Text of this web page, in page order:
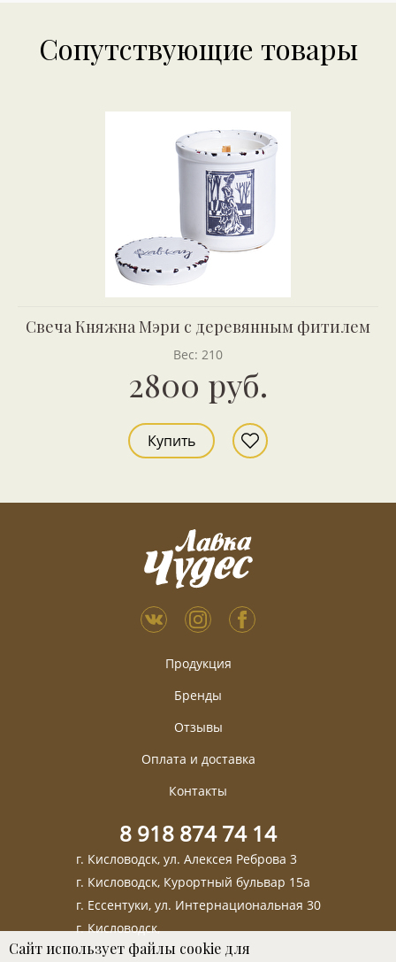
Сопутствующие товары
Свеча Княжна Мэри с деревянным фитилем
Вес: 210
2800 руб.
Купить
Продукция
Бренды
Отзывы
Оплата и доставка
Контакты
8 918 874 74 14
г. Кисловодск, ул. Алексея Реброва 3
г. Кисловодск, Курортный бульвар 15а
г. Ессентуки, ул. Интернациональная 30
г. Кисловодск,
Сайт использует файлы cookie для